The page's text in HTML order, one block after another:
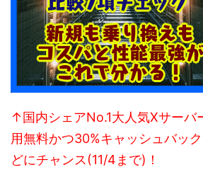
↑国内シェアNo.1大人気Xサーバ
用無料かつ30%キャッシュバッ
どにチャンス(11/4まで)！